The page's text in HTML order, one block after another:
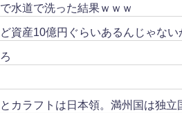
水道で洗った結果ｗｗｗ
資産10億円ぐらいあるんじゃない
カラフトは日本領。満州国は独立